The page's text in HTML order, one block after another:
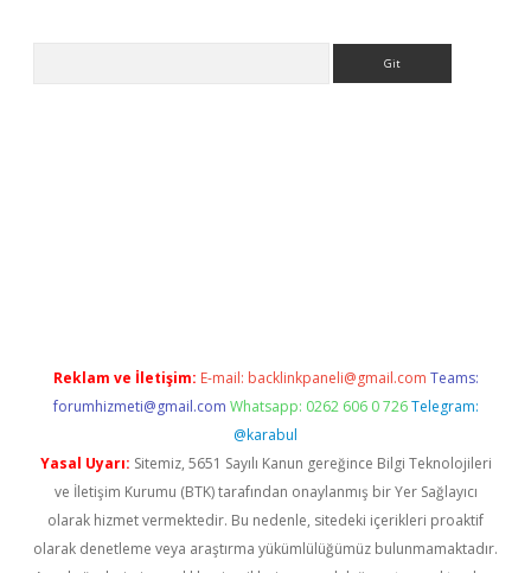
Reklam ve İletişim: E-mail: backlinkpaneli@gmail.com Teams:
forumhizmeti@gmail.com Whatsapp: 0262 606 0 726 Telegram:
@karabul
Yasal Uyarı: Sitemiz, 5651 Sayılı Kanun gereğince Bilgi Teknolojileri
ve İletişim Kurumu (BTK) tarafından onaylanmış bir Yer Sağlayıcı
olarak hizmet vermektedir. Bu nedenle, sitedeki içerikleri proaktif
olarak denetleme veya araştırma yükümlülüğümüz bulunmamaktadır.